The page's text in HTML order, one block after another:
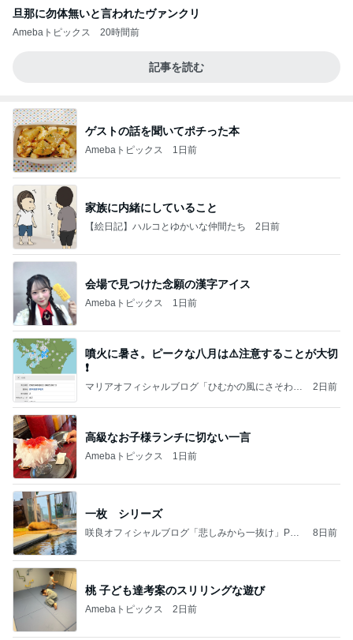
旦那に勿体無いと言われたヴァンクリ
Amebaトピックス 20時間前
記事を読む
ゲストの話を聞いてポチった本
Amebaトピックス 1日前
家族に内緒にしていること
【絵日記】ハルコとゆかいな仲間たち 2日前
会場で見つけた念願の漢字アイス
Amebaトピックス 1日前
噴火に暑さ。ピークな八月は⚠️注意することが大切
❗️
マリアオフィシャルブログ「ひむかの風にさそわれ
2日前
高級なお子様ランチに切ない一言
Amebaトピックス 1日前
一枚 シリーズ
咲良オフィシャルブログ「悲しみから一抜け」Pow
8日前
桃 子ども達考案のスリリングな遊び
Amebaトピックス 2日前